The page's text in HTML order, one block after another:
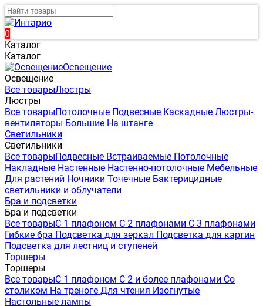
0
Каталог
Каталог
Освещение
Освещение
Все товарыЛюстры
Люстры
Все товарыПотолочные Подвесные Каскадные Люстры-
вентиляторы Большие На штанге
Светильники
Светильники
Все товарыПодвесные Встраиваемые Потолочные
Накладные Настенные Настенно-потолочные Мебельные
Для растений Ночники Точечные Бактерицидные
светильники и облучатели
Бра и подсветки
Бра и подсветки
Все товарыС 1 плафоном С 2 плафонами С 3 плафонами
Гибкие бра Подсветка для зеркал Подсветка для картин
Подсветка для лестниц и ступеней
Торшеры
Торшеры
Все товарыС 1 плафоном С 2 и более плафонами Со
столиком На треноге Для чтения Изогнутые
Настольные лампы